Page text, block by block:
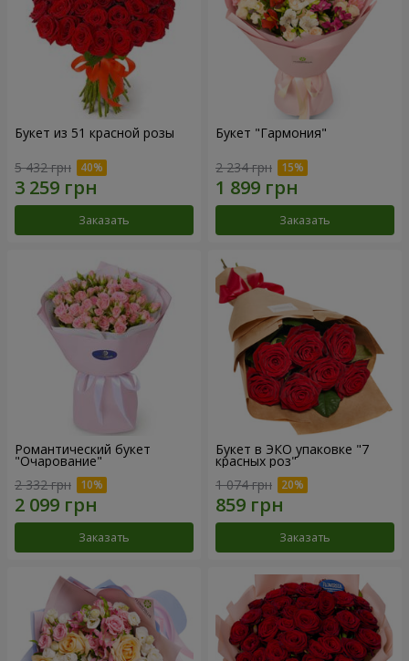
Букет из 51 красной розы
5 432 грн
Заказать
Букет "Гармония"
2 234 грн
Заказать
Романтический букет
"Очарование"
2 332 грн
Заказать
Букет в ЭКО упаковке "7
красных роз"
1 074 грн
Заказать